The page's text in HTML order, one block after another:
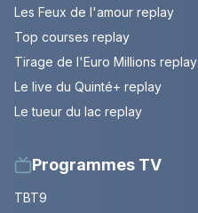
Les Feux de l'amour replay
Top courses replay
Tirage de l'Euro Millions replay
Le live du Quinté+ replay
Le tueur du lac replay
Programmes TV
TBT9